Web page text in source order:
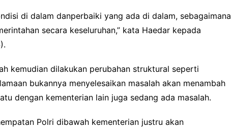
di dalam danperbaiki yang ada di dalam, sebagaimana
secara keseluruhan,” kata Haedar kepada
kemudian dilakukan perubahan struktural seperti
bukannya menyelesaikan masalah akan menambah
dengan kementerian lain juga sedang ada masalah.
Polri dibawah kementerian justru akan